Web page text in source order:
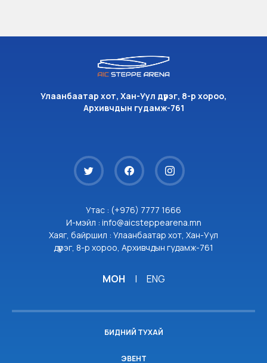
Улаанбаатар хот, Хан-Уул дүүрэг, 8-р хороо,
Архивчдын гудамж-761
Утас : (+976) 7777 1666
И-мэйл : info@aicsteppearena.mn
Хаяг, байршил : Улаанбаатар хот, Хан-Уул
дүүрэг, 8-р хороо, Архивчдын гудамж-761
МОН | ENG
БИДНИЙ ТУХАЙ
ЭВЕНТ